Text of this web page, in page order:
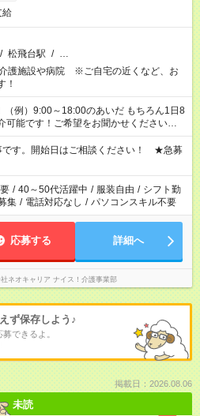
給
/ 松飛台駅 / …
護施設や病院 ※ご自宅の近くなど、お
！
（例）9:00～18:00のあいだ もちろん1日8
可能です！ご希望をお聞かせください！
たのライフスタイルに合わせて お選びい
最低15時間以上の勤務
です。開始日はご相談ください！ ★急募
/ 40～50代活躍中 / 服装自由 / シフト勤
集 / 電話対応なし / パソコンスキル不要
応募する 詳細へ
ネオキャリア ナイス！介護事業部
ず保存しよう♪
できるよ。
掲載日：2026.08.06
未読